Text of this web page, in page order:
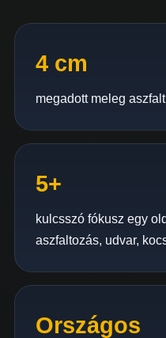
4 cm
megadott meleg
5+
kulcsszó fókusz egy
aszfaltozás, udvar,
Országos